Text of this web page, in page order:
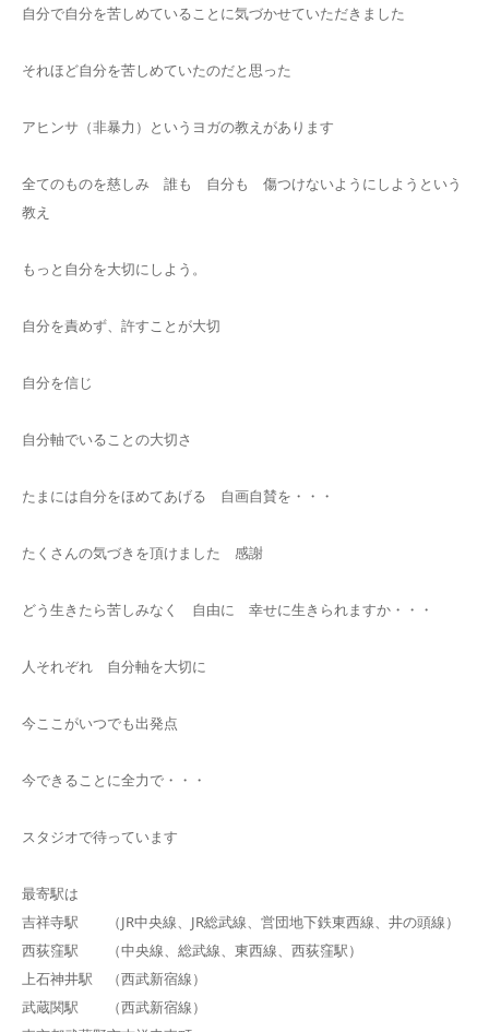
自分で自分を苦しめていることに気づかせていただきました
それほど自分を苦しめていたのだと思った
アヒンサ（非暴力）というヨガの教えがあります
全てのものを慈しみ 誰も 自分も 傷つけないようにしようという
教え
もっと自分を大切にしよう。
自分を責めず、許すことが大切
自分を信じ
自分軸でいることの大切さ
たまには自分をほめてあげる 自画自賛を・・・
たくさんの気づきを頂けました 感謝
どう生きたら苦しみなく 自由に 幸せに生きられますか・・・
人それぞれ 自分軸を大切に
今ここがいつでも出発点
今できることに全力で・・・
スタジオで待っています
最寄駅は
吉祥寺駅 （JR中央線、JR総武線、営団地下鉄東西線、井の頭線）
西荻窪駅 （中央線、総武線、東西線、西荻窪駅）
上石神井駅 （西武新宿線）
武蔵関駅 （西武新宿線）